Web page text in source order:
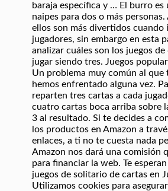
baraja específica y … El burro es
naipes para dos o más personas.
ellos son más divertidos cuando
jugadores, sin embargo en esta
analizar cuáles son los juegos de
jugar siendo tres. Juegos
Un problema muy común al que
hemos enfrentado alguna vez.
reparten tres cartas a cada
cuatro cartas boca arriba sobre
3 al resultado. Si te decides a
los productos en Amazon a
enlaces, a ti no te cuesta nada
Amazon nos dará una comisión
para financiar la web. Te
juegos de solitario de cartas en
Utilizamos cookies para